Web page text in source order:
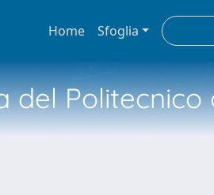
Home Sfoglia
Politecnico